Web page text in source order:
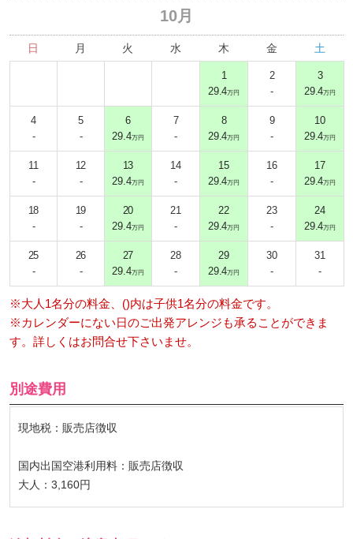
10月
日 月 火 水 木 金 土
1
29.4万円
2
-
3
29.4万円
4
-
5
-
6
29.4万円
7
-
8
29.4万円
9
-
10
29.4万円
11
-
12
-
13
29.4万円
14
-
15
29.4万円
16
-
17
29.4万円
18
-
19
-
20
29.4万円
21
-
22
29.4万円
23
-
24
29.4万円
25
-
26
-
27
29.4万円
28
-
29
29.4万円
30
-
31
-
※大人1名分の料金、()内は子供1名分の料金です。
※カレンダーにない日のご出発アレンジも承ることができま
す。詳しくはお問合せ下さいませ。
別途費用
現地税：販売店徴収
国内出国空港利用料：販売店徴収
大人：3,160円